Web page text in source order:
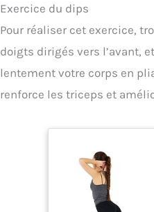
Exercice du dips
Pour réaliser cet exercice,
doigts dirigés vers l’avant,
lentement votre corps en
renforce les triceps et